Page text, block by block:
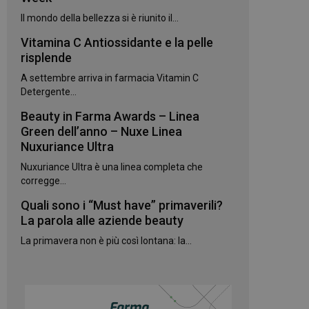
Il mondo della bellezza si è riunito il...
Vitamina C Antiossidante e la pelle
risplende
A settembre arriva in farmacia Vitamin C
Detergente...
Beauty in Farma Awards – Linea
Green dell’anno – Nuxe Linea
Nuxuriance Ultra
Nuxuriance Ultra è una linea completa che
corregge...
Quali sono i “Must have” primaverili?
La parola alle aziende beauty
La primavera non è più così lontana: la...
sul linguaggio
utilizzato per
Normalmente
il modo in cui
il sito, ma un
di accesso per un
Universal
del
da
per distinguere
È incluso in ogni
per calcolare i
per i rapporti di
Analytics per
Cookie-